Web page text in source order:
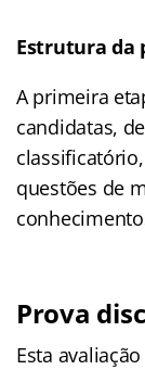
Estrutura da
A primeira
candidatas,
questões de
Prova
Esta